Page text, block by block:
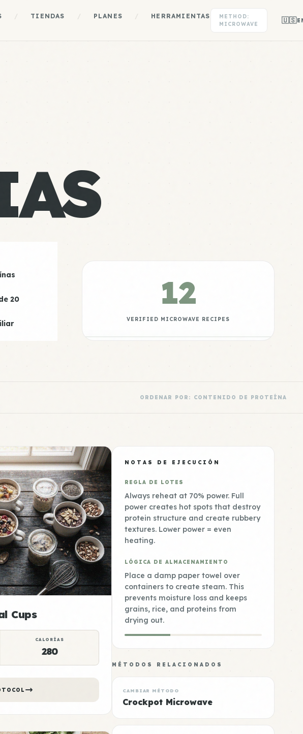
TIENDAS PLANES HERRAMIENTAS
METHOD:
MICROWAVE
🇺🇸
20
12
VERIFIED MICROWAVE RECIPES
ORDENAR POR: CONTENIDO DE PROTEÍNA
Cups
CALORÍAS
280
NOTAS DE EJECUCIÓN
REGLA DE LOTES
Always reheat at 70% power. Full
power creates hot spots that destroy
protein structure and create rubbery
textures. Lower power = even
heating.
LÓGICA DE ALMACENAMIENTO
Place a damp paper towel over
containers to create steam. This
prevents moisture loss and keeps
grains, rice, and proteins from
drying out.
MÉTODOS RELACIONADOS
CAMBIAR MÉTODO
Crockpot Microwave